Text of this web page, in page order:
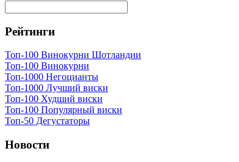
Рейтинги
Топ-100 Винокурни Шотландии
Топ-100 Винокурни
Топ-1000 Негоцианты
Топ-1000 Лучший виски
Топ-100 Худший виски
Топ-100 Популярный виски
Топ-50 Дегустаторы
Новости